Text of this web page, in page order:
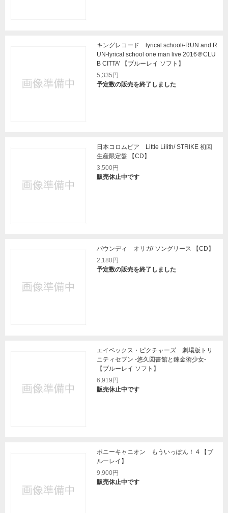
キングレコード lyrical school/-RUN and R
UN-lyrical school one man live 2016＠CLU
B CITTA’ 【ブルーレイ ソフト】
5,335円
予定数の販売を終了しました
日本コロムビア Little Lilith/ STRIKE 初回
生産限定盤 【CD】
3,500円
販売休止中です
バウンディ オリガ/ ソングリース 【CD】
2,180円
予定数の販売を終了しました
エイベックス・ピクチャーズ 劇場版トリ
ニティセブン -悠久図書館と錬金術少女-
【ブルーレイ ソフト】
6,919円
販売休止中です
ポニーキャニオン もういっぽん！ 4 【ブ
ルーレイ】
9,900円
販売休止中です